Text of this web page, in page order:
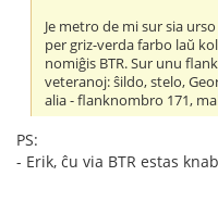
Je metro de mi sur sia
per griz-verda farbo laŭ
nomiĝis BTR. Sur unu
veteranoj: ŝildo, stelo,
alia - flanknombro 171,
PS:
- Erik, ĉu via BTR estas